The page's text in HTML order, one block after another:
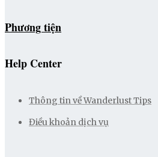
Phương tiện
Help Center
Thông tin về Wanderlust Tips
Điều khoản dịch vụ